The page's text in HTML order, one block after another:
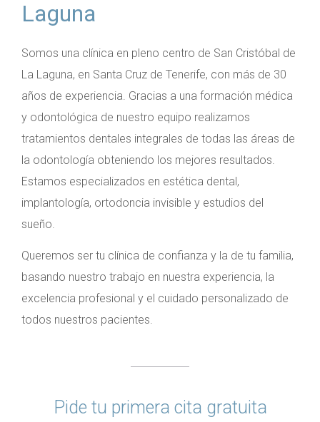
Laguna
Somos una clínica en pleno centro de San Cristóbal de
La Laguna, en Santa Cruz de Tenerife, con más de 30
años de experiencia. Gracias a una formación médica
y odontológica de nuestro equipo realizamos
tratamientos dentales integrales de todas las áreas de
la odontología obteniendo los mejores resultados.
Estamos especializados en estética dental,
implantología, ortodoncia invisible y estudios del
sueño.
Queremos ser tu clínica de confianza y la de tu familia,
basando nuestro trabajo en nuestra experiencia, la
excelencia profesional y el cuidado personalizado de
todos nuestros pacientes.
Pide tu primera cita gratuita